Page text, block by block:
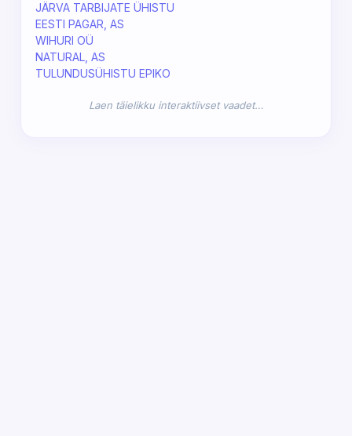
JÄRVA TARBIJATE ÜHISTU
EESTI PAGAR, AS
WIHURI OÜ
NATURAL, AS
TULUNDUSÜHISTU EPIKO
Laen täielikku interaktiivset vaadet…